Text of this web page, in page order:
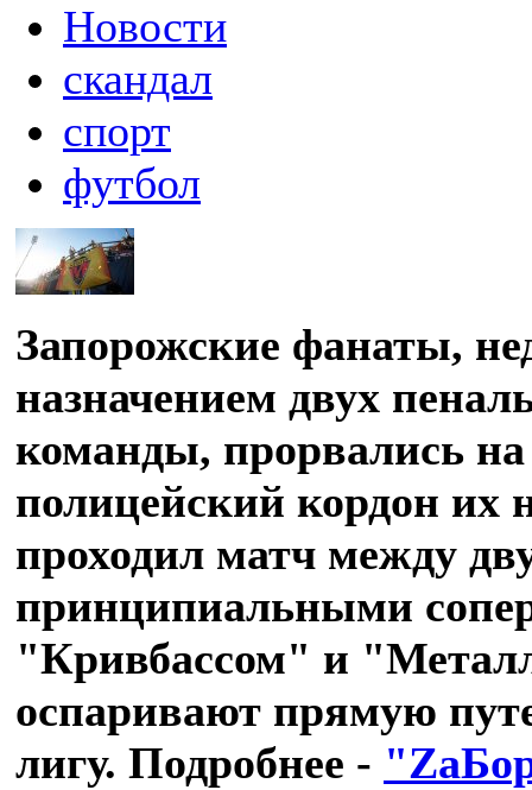
Новости
скандал
спорт
футбол
Запорожские фанаты,
назначением двух
команды, прорвались на
полицейский кордон их
проходил матч между
принципиальными
"Кривбассом" и
оспаривают прямую
лигу. Подробнее -